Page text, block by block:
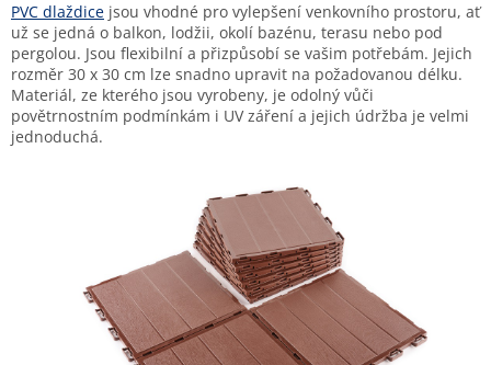
PVC dlaždice jsou vhodné pro vylepšení venkovního prostoru, ať
už se jedná o balkon, lodžii, okolí bazénu, terasu nebo pod
pergolou. Jsou flexibilní a přizpůsobí se vašim potřebám. Jejich
rozměr 30 x 30 cm lze snadno upravit na požadovanou délku.
Materiál, ze kterého jsou vyrobeny, je odolný vůči
povětrnostním podmínkám i UV záření a jejich údržba je velmi
jednoduchá.